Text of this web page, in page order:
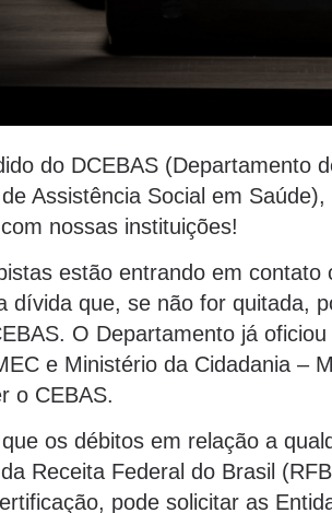
do DCEBAS (Departamento
Assistência Social em
nossas instituições!
estão entrando em contato
dívida que, se não for quitada,
O Departamento já
e Ministério da Cidadania –
o CEBAS.
os débitos em relação a
Receita Federal do Brasil
pode solicitar as